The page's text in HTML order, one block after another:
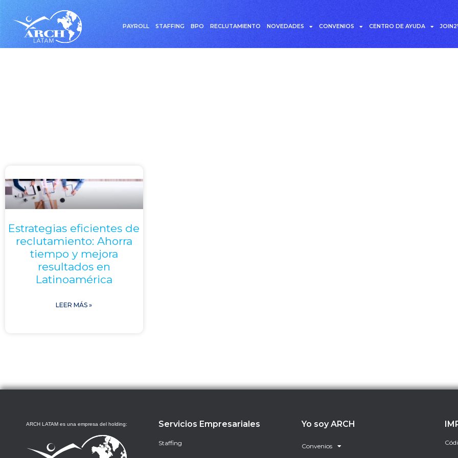
PAYROLL STAFFING BPO RECLUTAMIENTO NOVEDADES CONVENIOS CENTRO DE AYUDA
Estrategias eficientes de
reclutamiento: Ahorra
tiempo y mejora
resultados en
Latinoamérica
LEER MÁS »
ARCH LATAM es una empresa del holding: Servicios Empresariales
Staffing
Yo soy ARCH
Convenios